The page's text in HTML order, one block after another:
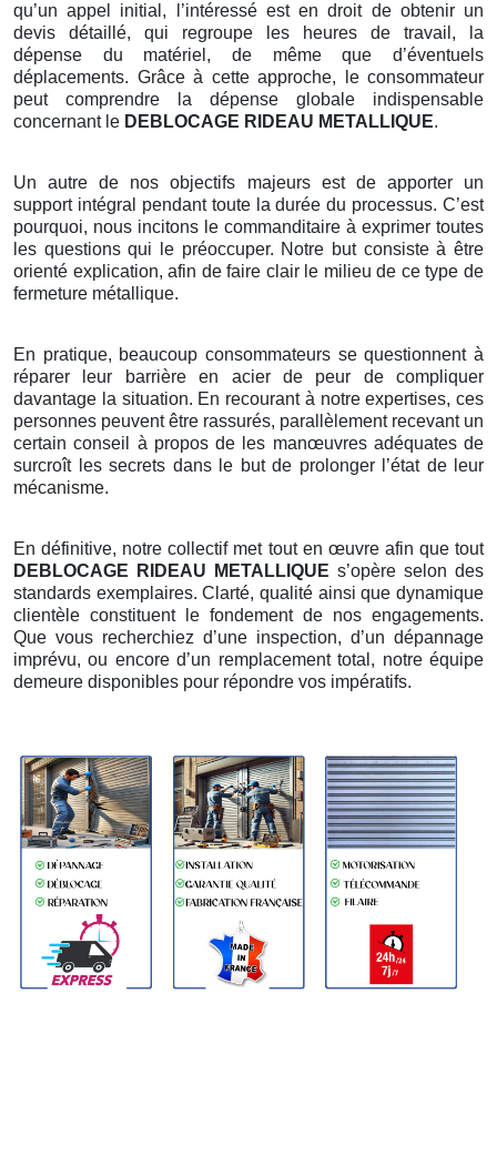
qu’un appel initial, l’intéressé est en droit de obtenir un
devis détaillé, qui regroupe les heures de travail, la
dépense du matériel, de même que d’éventuels
déplacements. Grâce à cette approche, le consommateur
peut comprendre la dépense globale indispensable
concernant le DEBLOCAGE RIDEAU METALLIQUE.
Un autre de nos objectifs majeurs est de apporter un
support intégral pendant toute la durée du processus. C’est
pourquoi, nous incitons le commanditaire à exprimer toutes
les questions qui le préoccuper. Notre but consiste à être
orienté explication, afin de faire clair le milieu de ce type de
fermeture métallique.
En pratique, beaucoup consommateurs se questionnent à
réparer leur barrière en acier de peur de compliquer
davantage la situation. En recourant à notre expertises, ces
personnes peuvent être rassurés, parallèlement recevant un
certain conseil à propos de les manœuvres adéquates de
surcroît les secrets dans le but de prolonger l’état de leur
mécanisme.
En définitive, notre collectif met tout en œuvre afin que tout
DEBLOCAGE RIDEAU METALLIQUE s’opère selon des
standards exemplaires. Clarté, qualité ainsi que dynamique
clientèle constituent le fondement de nos engagements.
Que vous recherchiez d’une inspection, d’un dépannage
imprévu, ou encore d’un remplacement total, notre équipe
demeure disponibles pour répondre vos impératifs.